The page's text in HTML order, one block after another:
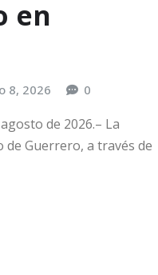
en
8, 2026 0
de 2026.– La
de Guerrero, a través de